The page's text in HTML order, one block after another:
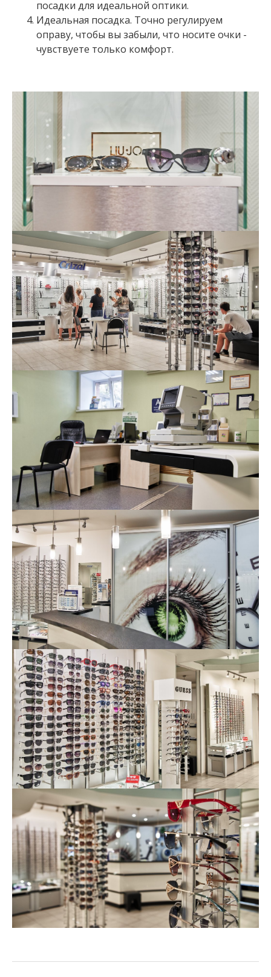
посадки для идеальной оптики.
Идеальная посадка. Точно регулируем
оправу, чтобы вы забыли, что носите очки -
чувствуете только комфорт.